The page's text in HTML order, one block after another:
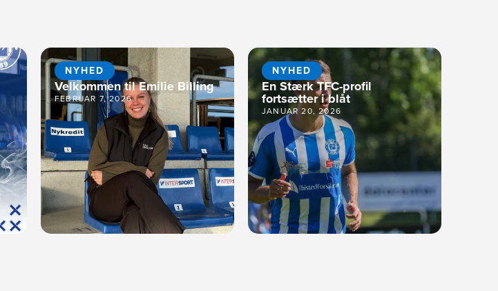
NYHED
Velkommen til Emilie Billing
FEBRUAR 7, 2026
NYHED
En Stærk TFC-profil
fortsætter i blåt
JANUAR 20, 2026